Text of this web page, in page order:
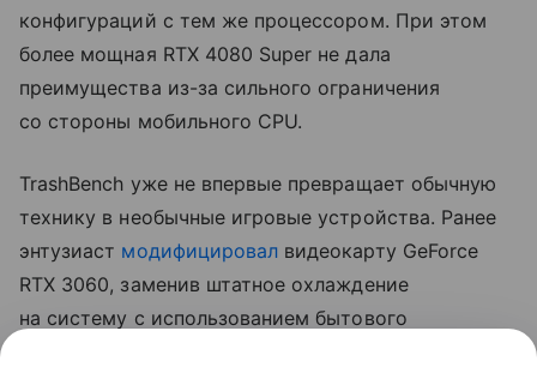
конфигураций с тем же процессором. При этом
более мощная RTX 4080 Super не дала
преимущества из-за сильного ограничения
со стороны мобильного CPU.
TrashBench уже не впервые превращает обычную
технику в необычные игровые устройства. Ранее
энтузиаст модифицировал видеокарту GeForce
RTX 3060, заменив штатное охлаждение
на систему с использованием бытового